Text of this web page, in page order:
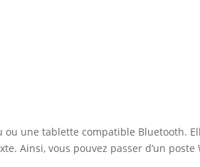
une tablette compatible Bluetooth.
Ainsi, vous pouvez passer d’un poste